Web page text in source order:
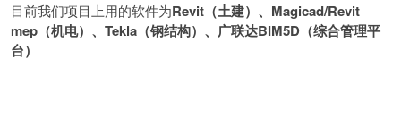
目前我们项目上用的软件为Revit（土建）、Magicad/Revit
mep（机电）、Tekla（钢结构）、广联达BIM5D（综合管理平
台）